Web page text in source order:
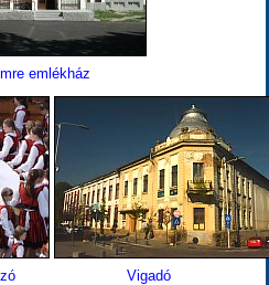
emlékház
Vigadó